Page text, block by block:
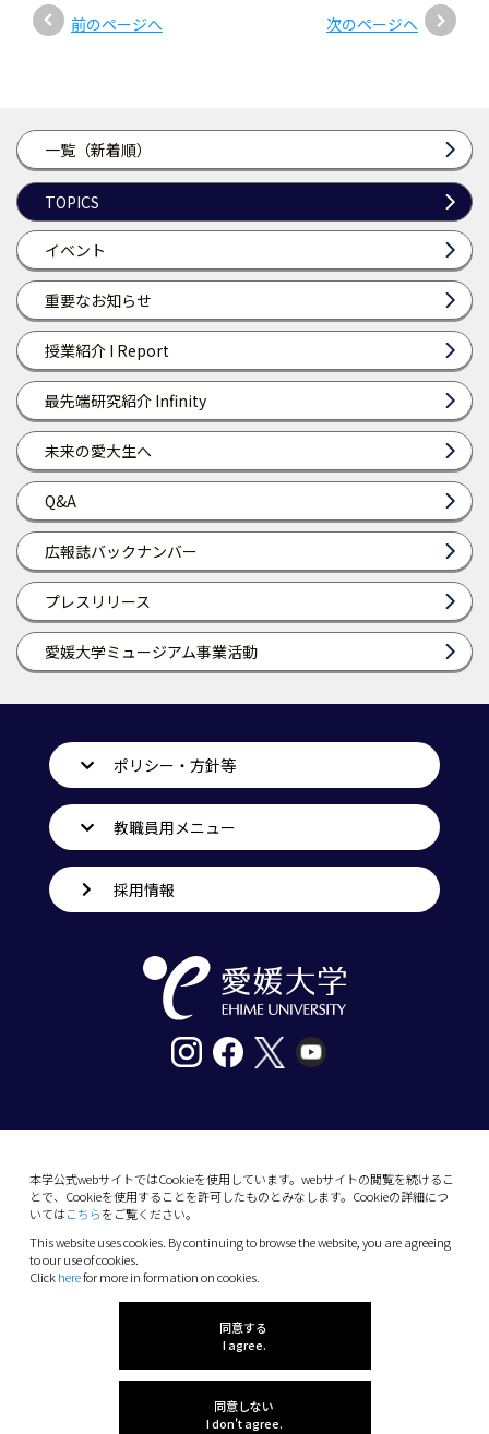
一覧（新着順）
TOPICS
イベント
重要なお知らせ
授業紹介 I Report
最先端研究紹介 Infinity
未来の愛大生へ
Q&A
広報誌バックナンバー
プレスリリース
愛媛大学ミュージアム事業活動
前のページへ 次のページへ
本学公式webサイトではCookieを使用しています。webサイトの閲覧を続けるこ
とで、Cookieを使用することを許可したものとみなします。Cookieの詳細につ
いてはこちらをご覧ください。
This website uses cookies. By continuing to browse the website, you are agreeing
to our use of cookies.
Clickherefor more in formation on cookies.
同意する
I agree.
同意しない
I don't agree.
ポリシー・方針等
教職員用メニュー
採用情報
10-13 Dogo-Himata, Matsuyama, Ehime 790-
Phone: +81 89-927-9000
(C) 2026 Ehime University.